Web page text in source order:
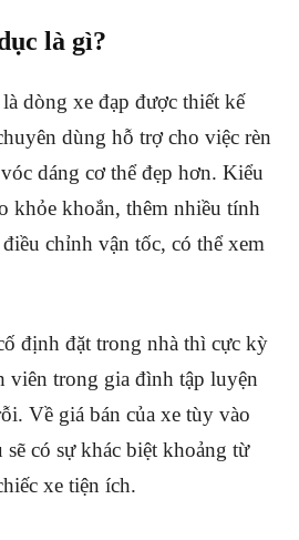
là gì?
là dòng xe đạp được thiết kế
dùng hỗ trợ cho việc rèn
dáng cơ thể đẹp hơn. Kiểu
khỏe khoắn, thêm nhiều tính
chỉnh vận tốc, có thể xem
định đặt trong nhà thì cực kỳ
viên trong gia đình tập luyện
Về giá bán của xe tùy vào
có sự khác biệt khoảng từ
xe tiện ích.